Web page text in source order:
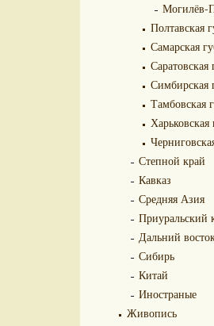
Могилёв-
Полтавская
Самарская
Саратовская
Симбирская
Тамбовская
Харьковская
Степной край
Кавказ
Средняя Азия
Приуральский
Дальний
Сибирь
Китай
Иностраные
Живопись